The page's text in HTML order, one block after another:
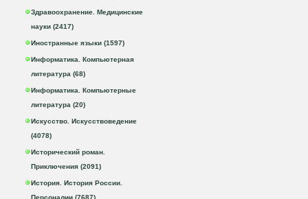
Здравоохранение. Медицинские
науки (2417)
Иностранные языки (1597)
Информатика. Компьютерная
литература (68)
Информатика. Компьютерные
литература (20)
Искусство. Искусствоведение
(4078)
Исторический роман.
Приключения (2091)
История. История России.
Персоналии (7687)